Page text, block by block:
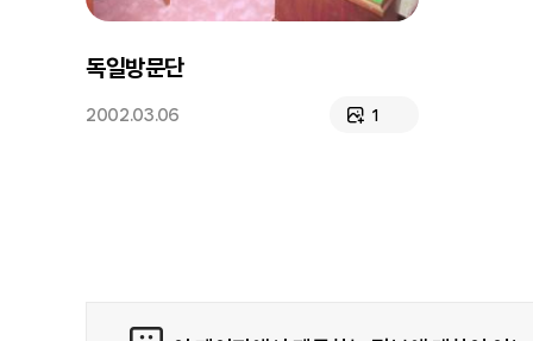
독일방문단
2002.03.06 1